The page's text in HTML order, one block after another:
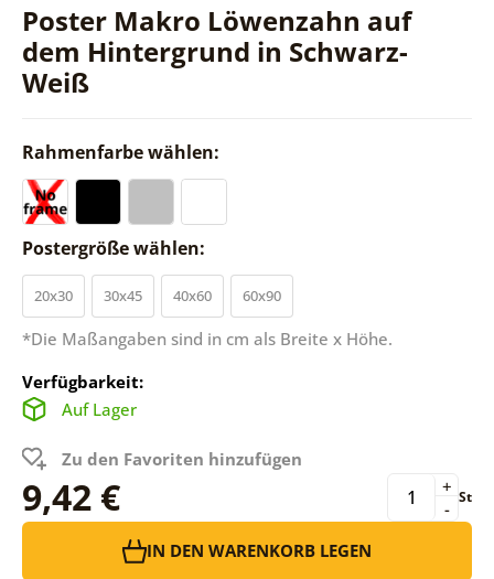
Poster Makro Löwenzahn auf
dem Hintergrund in Schwarz-
Weiß
Rahmenfarbe wählen:
Postergröße wählen:
20x30 30x45 40x60 60x90
*Die Maßangaben sind in cm als Breite x Höhe.
Verfügbarkeit:
Auf Lager
Zu den Favoriten hinzufügen
9,42 € -
+ St
IN DEN WARENKORB LEGEN